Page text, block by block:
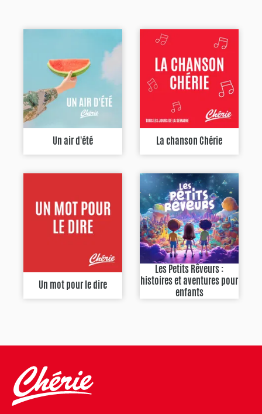
Un air d'été La chanson Chérie
Un mot pour le dire
Les Petits Rêveurs :
histoires et aventures pour
enfants